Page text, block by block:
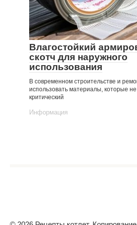
Влагостойкий
скотч для наружного
использования
В современном строительстве и
использовать материалы, которые
критический
Информация